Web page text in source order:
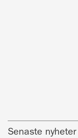
Senaste nyheter